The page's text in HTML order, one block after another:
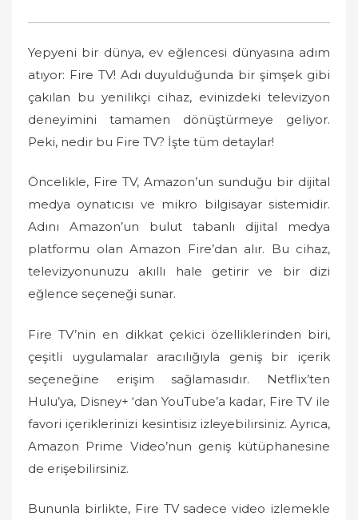
t
d
o
n
Yepyeni bir dünya, ev eğlencesi dünyasına adım
atıyor: Fire TV! Adı duyulduğunda bir şimşek gibi
çakılan bu yenilikçi cihaz, evinizdeki televizyon
deneyimini tamamen dönüştürmeye geliyor.
Peki, nedir bu Fire TV? İşte tüm detaylar!
Öncelikle, Fire TV, Amazon’un sunduğu bir dijital
medya oynatıcısı ve mikro bilgisayar sistemidir.
Adını Amazon’un bulut tabanlı dijital medya
platformu olan Amazon Fire’dan alır. Bu cihaz,
televizyonunuzu akıllı hale getirir ve bir dizi
eğlence seçeneği sunar.
Fire TV’nin en dikkat çekici özelliklerinden biri,
çeşitli uygulamalar aracılığıyla geniş bir içerik
seçeneğine erişim sağlamasıdır. Netflix’ten
Hulu’ya, Disney+ ‘dan YouTube’a kadar, Fire TV ile
favori içeriklerinizi kesintisiz izleyebilirsiniz. Ayrıca,
Amazon Prime Video’nun geniş kütüphanesine
de erişebilirsiniz.
Bununla birlikte, Fire TV sadece video izlemekle